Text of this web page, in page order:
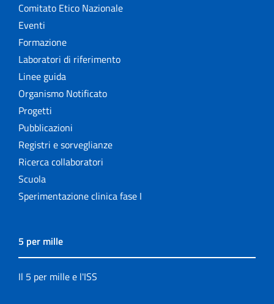
Comitato Etico Nazionale
Eventi
Formazione
Laboratori di riferimento
Linee guida
Organismo Notificato
Progetti
Pubblicazioni
Registri e sorveglianze
Ricerca collaboratori
Scuola
Sperimentazione clinica fase I
5 per mille
Il 5 per mille e l'ISS